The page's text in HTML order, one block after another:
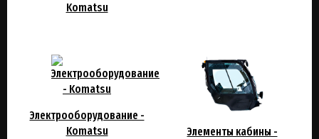
Komatsu
Электрооборудование -
Komatsu
Элементы кабины -